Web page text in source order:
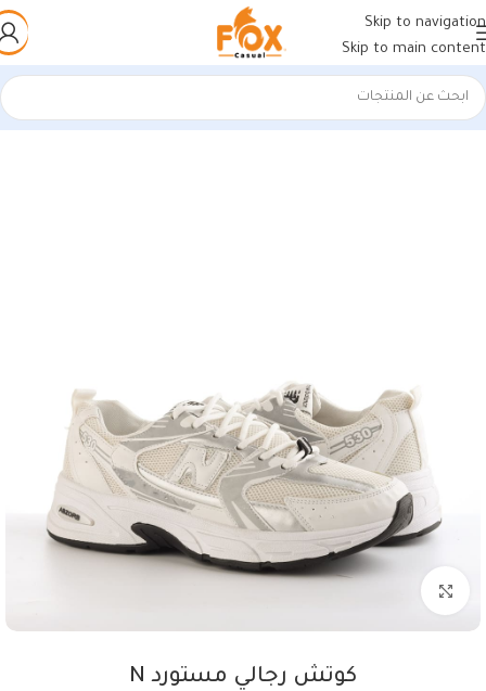
Skip to navigation
Skip to main content
الرئيسية/أحذية رجالي/كوتشي رجالي
كوتش رجالي مستورد N